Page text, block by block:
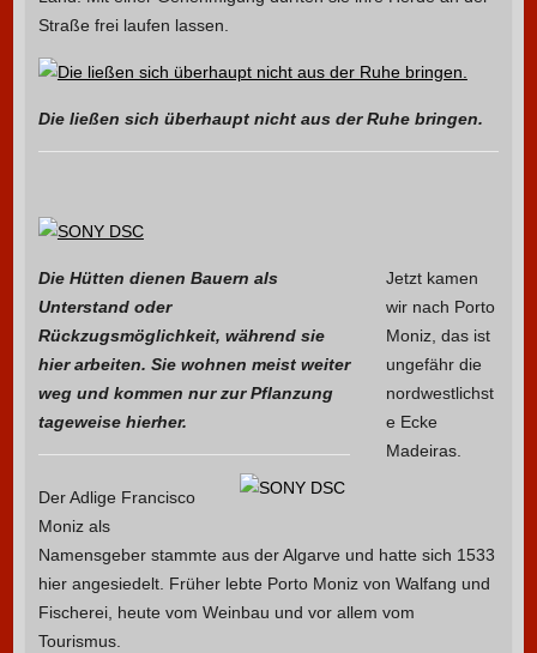
Straße frei laufen lassen.
Die ließen sich überhaupt nicht aus der Ruhe bringen.
Die Hütten dienen Bauern als
Unterstand oder
Rückzugsmöglichkeit, während sie
hier arbeiten. Sie wohnen meist weiter
weg und kommen nur zur Pflanzung
tageweise hierher.
Jetzt kamen
wir nach Porto
Moniz, das ist
ungefähr die
nordwestlichst
e Ecke
Madeiras.
Der Adlige Francisco
Moniz als
Namensgeber stammte aus der Algarve und hatte sich 1533
hier angesiedelt. Früher lebte Porto Moniz von Walfang und
Fischerei, heute vom Weinbau und vor allem vom
Tourismus.